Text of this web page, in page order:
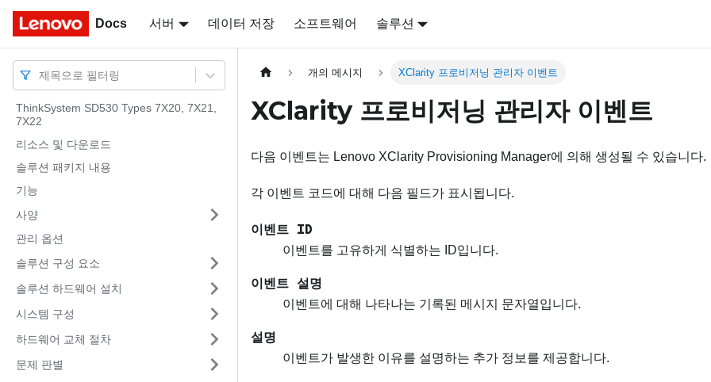
Docs 서버 데이터 저장 소프트웨어 솔루션
Docs
제목으로 필터링
ThinkSystem SD530 Types 7X20, 7X21,
7X22
리소스 및 다운로드
솔루션 패키지 내용
기능
사양
관리 옵션
솔루션 구성 요소
솔루션 하드웨어 설치
시스템 구성
하드웨어 교체 절차
문제 판별
개의 메시지 XClarity 프로비저닝 관리자 이벤트
XClarity 프로비저닝 관리자 이벤트
다음 이벤트는 Lenovo XClarity Provisioning Manager에 의해 생성될 수 있습니다.
각 이벤트 코드에 대해 다음 필드가 표시됩니다.
이벤트 ID
이벤트를 고유하게 식별하는 ID입니다.
이벤트 설명
이벤트에 대해 나타나는 기록된 메시지 문자열입니다.
설명
이벤트가 발생한 이유를 설명하는 추가 정보를 제공합니다.